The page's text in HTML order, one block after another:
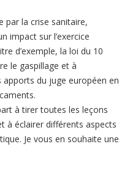
par la crise sanitaire,
impact sur l’exercice
d’exemple, la loi du 10
le gaspillage et à
apports du juge européen en
à tirer toutes les leçons
à éclairer différents aspects
Je vous en souhaite une